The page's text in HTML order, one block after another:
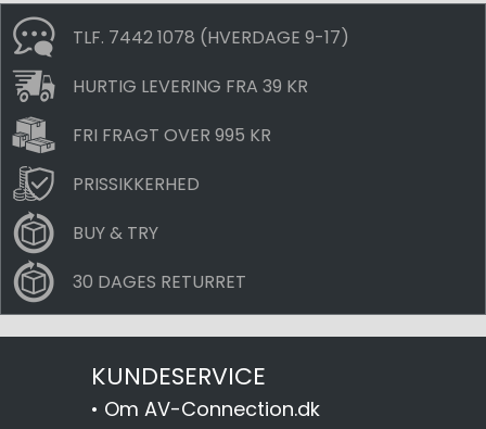
TLF. 7442 1078 (HVERDAGE 9-17)
HURTIG LEVERING FRA 39 KR
FRI FRAGT OVER 995 KR
PRISSIKKERHED
BUY & TRY
30 DAGES RETURRET
KUNDESERVICE
• Om AV-Connection.dk